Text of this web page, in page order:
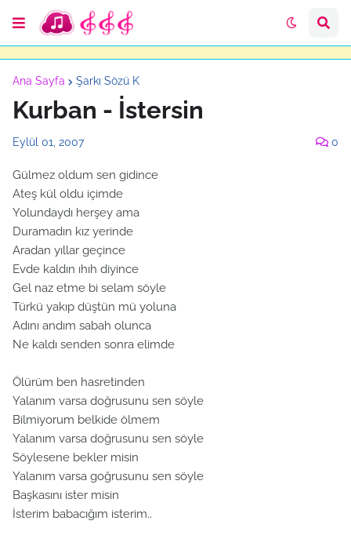
Ana Sayfa Şarkı Sözü K
Kurban - İstersin
Eylül 01, 2007 0
Gülmez oldum sen gidince
Ateş kül oldu içimde
Yolundaydı herşey ama
Duramadın kız yerinde
Aradan yıllar geçince
Evde kaldın ıhıh diyince
Gel naz etme bi selam söyle
Türkü yakıp düştün mü yoluna
Adını andım sabah olunca
Ne kaldı senden sonra elimde
Ölürüm ben hasretinden
Yalanım varsa doğrusunu sen söyle
Bilmiyorum belkide ölmem
Yalanım varsa doğrusunu sen söyle
Söylesene bekler misin
Yalanım varsa goğrusunu sen söyle
Başkasını ister misin
İsterim babacığım isterim..